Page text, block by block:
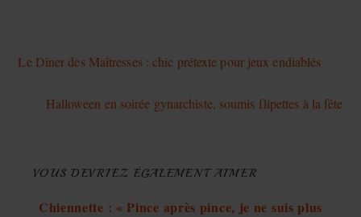
Le Dîner des Maîtresses : chic prétexte pour jeux endiablés
Halloween en soirée gynarchiste, soumis flipettes à la fête
VOUS DEVRIEZ ÉGALEMENT AIMER
Chiennette : « Pince après pince, je ne suis plus